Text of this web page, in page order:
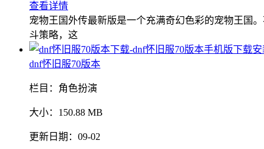
查看详情
宠物王国外传最新版是一个充满奇幻色彩的宠物王国
斗策略，这
dnf怀旧服70版本
栏目： 角色扮演
大小： 150.88 MB
更新日期： 09-02